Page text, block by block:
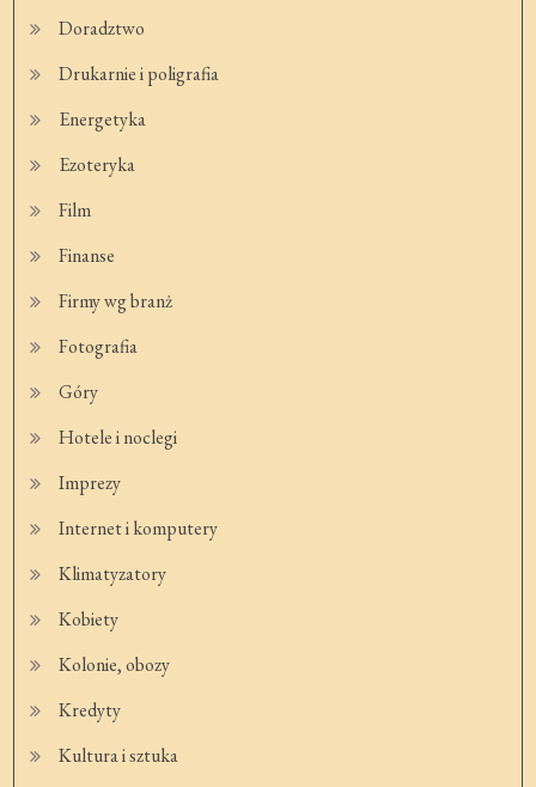
Doradztwo
Drukarnie i poligrafia
Energetyka
Ezoteryka
Film
Finanse
Firmy wg branż
Fotografia
Góry
Hotele i noclegi
Imprezy
Internet i komputery
Klimatyzatory
Kobiety
Kolonie, obozy
Kredyty
Kultura i sztuka